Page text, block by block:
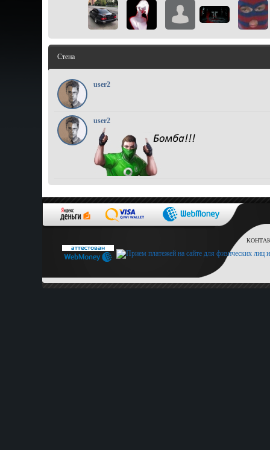
Стена
user2
user2